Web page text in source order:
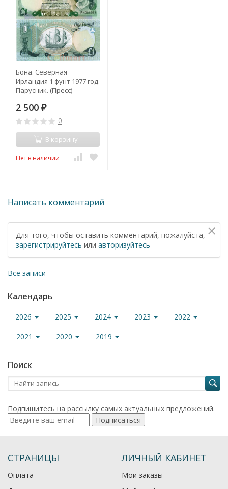
Бона. Северная
Ирландия 1 фунт 1977 год.
Парусник. (Пресс)
2 500 ₽
0
В корзину
Нет в наличии
Написать комментарий
×
Для того, чтобы оставить комментарий, пожалуйста,
зарегистрируйтесь или авторизуйтесь
Все записи
Календарь
2026 2025 2024 2023 2022
2021 2020 2019
Поиск
Подпишитесь на рассылку самых актуальных предложений.
Подписаться
СТРАНИЦЫ
Оплата
ЛИЧНЫЙ КАБИНЕТ
Мои заказы